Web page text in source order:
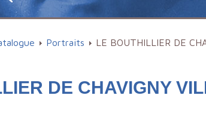
Portraits LE BOUTHILLIER DE
DE CHAVIGNY